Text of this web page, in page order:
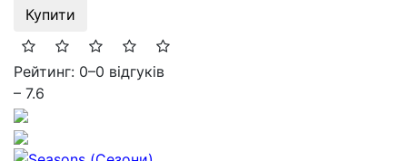
Купити
Рейтинг: 0–0 відгуків
– 7.6